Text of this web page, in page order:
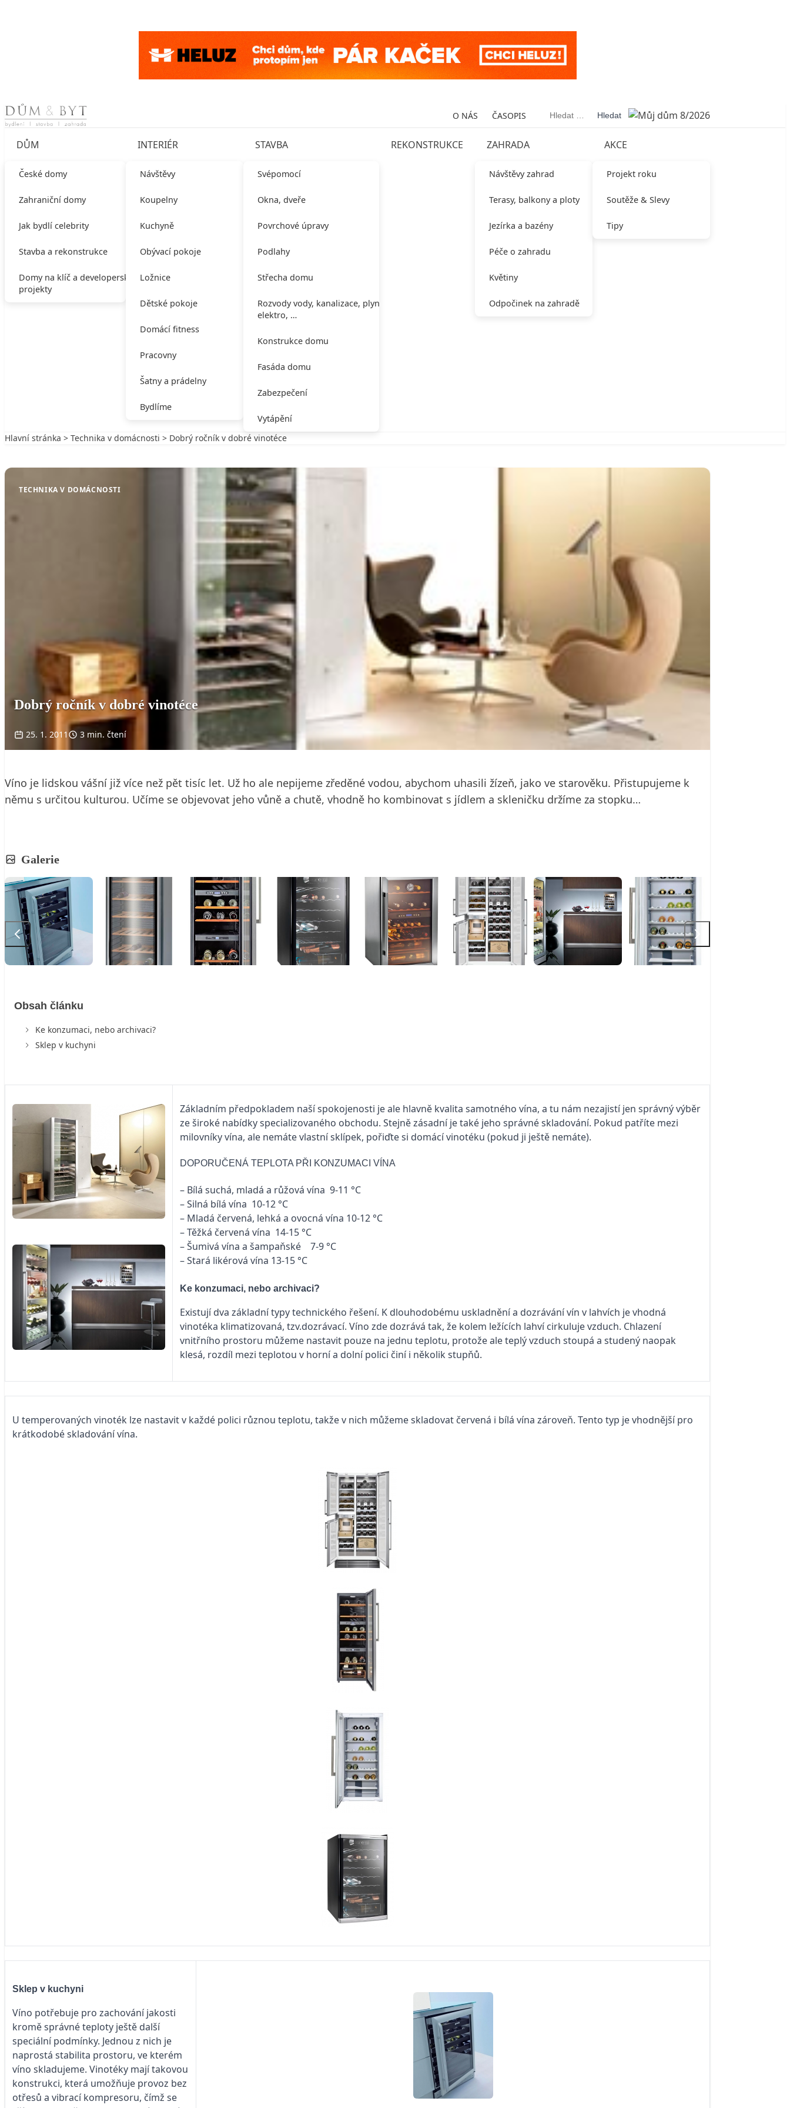
Skip to content O NÁS ČASOPIS Vyhledávání
DŮM
České domy
Zahraniční domy
Jak bydlí celebrity
Stavba a rekonstrukce
Domy na klíč a developerské
projekty
INTERIÉR
Návštěvy
Koupelny
Kuchyně
Obývací pokoje
Ložnice
Dětské pokoje
Domácí fitness
Pracovny
Šatny a prádelny
Bydlíme
STAVBA
Svépomocí
Okna, dveře
Povrchové úpravy
Podlahy
Střecha domu
Rozvody vody, kanalizace, plynu,
elektro, …
Konstrukce domu
Fasáda domu
Zabezpečení
Vytápění
REKONSTRUKCE ZAHRADA
Návštěvy zahrad
Terasy, balkony a ploty
Jezírka a bazény
Péče o zahradu
Květiny
Odpočinek na zahradě
AKCE
Projekt roku
Soutěže & Slevy
Tipy
Hlavní stránka > Technika v domácnosti > Dobrý ročník v dobré vinotéce
TECHNIKA V DOMÁCNOSTI
Dobrý ročník v dobré vinotéce
25. 1. 2011 3 min. čtení
Víno je lidskou vášní již více než pět tisíc let. Už ho ale nepijeme zředěné vodou, abychom uhasili žízeň, jako ve starověku. Přistupujeme k
němu s určitou kulturou. Učíme se objevovat jeho vůně a chutě, vhodně ho kombinovat s jídlem a skleničku držíme za stopku…
Galerie
Obsah článku
Ke konzumaci, nebo archivaci?
Sklep v kuchyni
Základním předpokladem naší spokojenosti je ale hlavně kvalita samotného vína, a tu nám nezajistí jen správný výběr
ze široké nabídky specializovaného obchodu. Stejně zásadní je také jeho správné skladování. Pokud patříte mezi
milovníky vína, ale nemáte vlastní sklípek, pořiďte si domácí vinotéku (pokud ji ještě nemáte).
DOPORUČENÁ TEPLOTA PŘI KONZUMACI VÍNA
– Bílá suchá, mladá a růžová vína 9-11 °C
– Silná bílá vína 10-12 °C
– Mladá červená, lehká a ovocná vína 10-12 °C
– Těžká červená vína 14-15 °C
– Šumivá vína a šampaňské 7-9 °C
– Stará likérová vína 13-15 °C
Ke konzumaci, nebo archivaci?
Existují dva základní typy technického řešení. K dlouhodobému uskladnění a dozrávání vín v lahvích je vhodná
vinotéka klimatizovaná, tzv.dozrávací. Víno zde dozrává tak, že kolem ležících lahví cirkuluje vzduch. Chlazení
vnitřního prostoru můžeme nastavit pouze na jednu teplotu, protože ale teplý vzduch stoupá a studený naopak
klesá, rozdíl mezi teplotou v horní a dolní polici činí i několik stupňů.
U temperovaných vinoték lze nastavit v každé polici různou teplotu, takže v nich můžeme skladovat červená i bílá vína zároveň. Tento typ je vhodnější pro
krátkodobé skladování vína.
Sklep v kuchyni
Víno potřebuje pro zachování jakosti
kromě správné teploty ještě další
speciální podmínky. Jednou z nich je
naprostá stabilita prostoru, ve kterém
víno skladujeme. Vinotéky mají takovou
konstrukci, která umožňuje provoz bez
otřesů a vibrací kompresoru, čímž se